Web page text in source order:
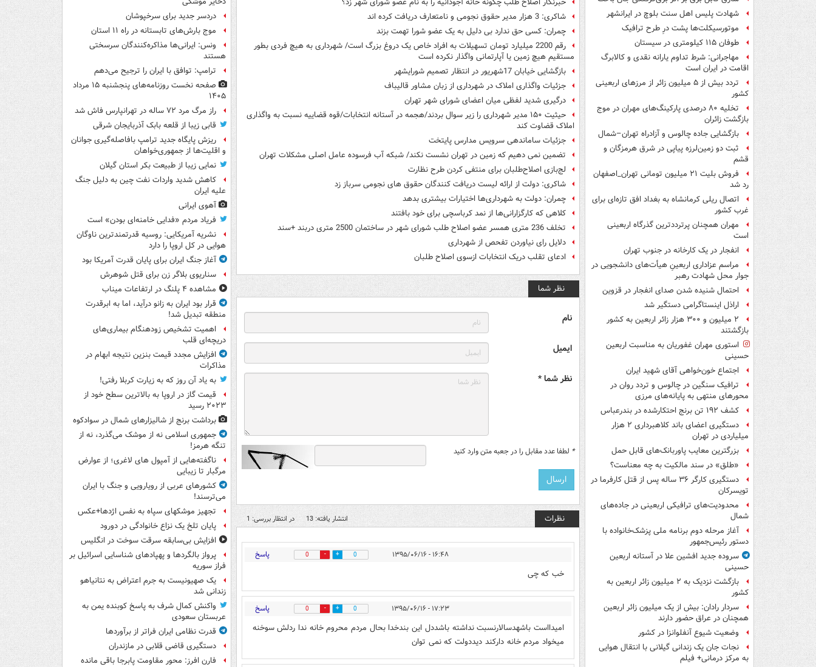
شهادت پلیس اهل سنت بلوچ در ایرانشهر
موتورسیکلت‌ها پشت درِ طرح ترافیک
طوفان ۱۱۵ کیلومتری در سیستان
مهاجرانی: شرط تداوم یارانه نقدی و کالابرگ
اقامت در ایران است
تردد بیش از ۵ میلیون زائر از مرزهای اربعینی
کشور
تخلیه ۸۰ درصدی پارکینگ‌های مهران در موج
بازگشت زائران
بازگشایی جاده چالوس و آزادراه تهران–شمال
ثبت دو زمین‌لرزه پیاپی در شرق هرمزگان و
قشم
فروش بلیت ۲۱ میلیون تومانی تهران_اصفهان
رد شد
اتصال ریلی کرمانشاه به بغداد افق تازه‌ای برای
غرب کشور
مهران همچنان پرترددترین گذرگاه اربعینی
است
انفجار در یک کارخانه در جنوب تهران
مراسم عزاداری اربعینِ هیأت‌های دانشجویی در
جوار محل شهادت رهبر
احتمال شنیده شدن صدای انفجار در قزوین
اراذل اینستاگرامی دستگیر شد
۲ میلیون و ۳۰۰ هزار زائر اربعین به کشور
بازگشتند
استوری مهران غفوریان به مناسبت اربعین
حسینی
اجتماع خون‌خواهی آقای شهید ایران
ترافیک سنگین در چالوس و تردد روان در
محورهای منتهی به پایانه‌های مرزی
کشف ۱۹۲ تن برنج احتکارشده در بندرعباس
دستگیری اعضای باند کلاهبرداری ۲ هزار
میلیاردی در تهران
بزرگترین معایب پاوربانک‌های قابل حمل
«طلق» در سند مالکیت به چه معناست؟
دستگیری کارگر ۳۶ ساله پس از قتل کارفرما در
تویسرکان
محدودیت‌های ترافیکی اربعینی در جاده‌های
شمال‌
آغاز مرحله دوم برنامه ملی پزشک‌خانواده با
دستور رئیس‌جمهور
سروده جدید افشین علا در آستانه اربعین
حسینی
بازگشت نزدیک به ۲ میلیون زائر اربعین به
کشور
سردار رادان: بیش از یک میلیون زائر اربعین
همچنان در عراق حضور دارند
وضعیت شیوع آنفلوانزا در کشور
نجات جان یک زندانی گیلانی با انتقال هوایی
به مرکز درمانی+ فیلم
شاکری: 3 هزار مدیر حقوق نجومی و نامتعارف دریافت کرده اند
چمران: کسی حق ندارد بی دلیل به یک عضو شورا تهمت بزند
رقم 2200 میلیارد تومان تسهیلات به افراد خاص یک دروغ بزرگ است/ شهرداری به هیچ فردی بطور
مستقیم هیچ زمین یا آپارتمانی واگذار نکرده است
بازگشایی خیابان 17شهریور در انتظار تصمیم شورای‎شهر
جزئیات واگذاری املاک در شهرداری از زبان مشاور قالیباف
درگیری شدید لفظی میان اعضای شورای شهر تهران
حیثیت ۱۵۰ مدیر شهرداری را زیر سوال بردند/هجمه در آستانه انتخابات/قوه قضاییه نسبت به واگذاری
املاک قضاوت کند
جزئیات ساماندهی سرویس مدارس پایتخت
تضمین نمی دهیم که زمین در تهران نشست نکند/ شبکه آب فرسوده عامل اصلی مشکلات تهران
لج‌بازی اصلاح‌طلبان برای منتفی کردن طرح نظارت
شاکری: دولت از ارائه لیست دریافت کنندگان حقوق های نجومی سرباز زد
چمران: دولت به شهرداری‌ها اختیارات بیشتری بدهد
کلاهی که کارگزارانی‌ها از نمد کرباسچی برای خود بافتند
تخلف 236 متری همسر عضو اصلاح طلب شورای شهر در ساختمان 2500 متری دربند +سند
دلایل رای نیاوردن تفحص از شهرداری
ادعای تقلب دریک انتخابات ازسوی اصلاح طلبان
نظر شما
نام
ایمیل
نظر شما *
* لطفا عدد مقابل را در جعبه متن وارد کنید
نظرات انتشار یافته: 13 در انتظار بررسی: 1
۱۶:۴۸ - ۱۳۹۵/۰۶/۱۶ 0
0 پاسخ
خب که چی
۱۷:۲۳ - ۱۳۹۵/۰۶/۱۶ 0
0 پاسخ
امیدااست باشهدسالارنسبت نداشته باشددل این بندخدا بحال مردم محروم خانه ندا ردلش سوخنه
میخواد مردم خانه دارکند دیددولت که نمی توان
دردسر جدید برای سرخپوشان
موج بارش‌های تابستانه در راه ۱۱ استان
ونس: ایرانی‌ها مذاکره‌کنندگان سرسختی
هستند
ترامپ: توافق با ایران را ترجیح می‌دهم
صفحه نخست روزنامه‌های پنجشنبه ۱۵ مرداد
۱۴۰۵
راز مرگ مرد ۷۲ ساله در تهرانپارس فاش شد
قابی زیبا از قلعه بابک آذربایجان شرقی
ریزش پایگاه جدید ترامپ بافاصله‌گیری جوانان
و اقلیت‌ها از جمهوری‌خواهان
نمایی زیبا از طبیعت بکر استان گیلان
کاهش شدید واردات نفت چین به دلیل جنگ
علیه ایران
آهوی ایرانی
فریاد مردم «فدایی خامنه‌ای بودن» است
نشریه آمریکایی: روسیه قدرتمندترین ناوگان
هوایی در کل اروپا را دارد
آغاز جنگ ایران برای پایان قدرت آمریکا بود
سناریوی بلاگر زن برای قتل شوهرش
مشاهده ۴ پلنگ در ارتفاعات میناب
قرار بود ایران به زانو درآید، اما به ابرقدرت
منطقه تبدیل شد!
اهمیت تشخیص زودهنگام بیماری‌های
دریچه‌ای قلب
افزایش مجدد قیمت بنزین نتیجه ابهام در
مذاکرات
به یاد آن روز که به زیارت کربلا رفتی!
قیمت گاز در اروپا به بالاترین سطح خود از
۲۰۲۳ رسید
برداشت برنج از شالیزارهای شمال در سوادکوه
جمهوری اسلامی نه از موشک می‌گذرد، نه از
تنگه هرمز!
ناگفته‌هایی از آمپول های لاغری؛ از عوارض
مرگبار تا زیبایی
کشورهای عربی از رویارویی و جنگ با ایران
می‌ترسند!
تجهیز موشکهای سپاه به نفس اژدها+عکس
پایان تلخ یک نزاع خانوادگی در دورود
افزایش بی‌سابقه سرقت سوخت در انگلیس
پرواز بالگردها و پهپادهای شناسایی اسرائیل بر
فراز سوریه
یک صهیونیست به جرم اعتراض به نتانیاهو
زندانی شد
واکنش کمال شرف به پاسخ کوبنده یمن به
عربستان سعودی
قدرت نظامی ایران فراتر از برآوردها
دستگیری قاضی قلابی در مازندران
فارن افرز: محور مقاومت پابرجا باقی مانده